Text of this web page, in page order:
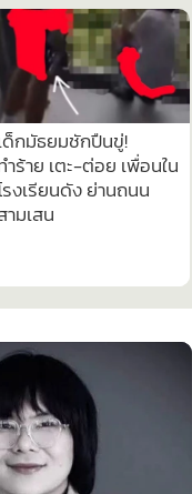
ด็กมัธยมชักปืนขู่!
ำร้าย เตะ-ต่อย เพื่อนใน
รงเรียนดัง ย่านถนน
ามเสน